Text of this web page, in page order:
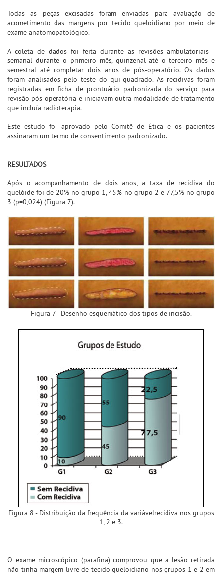
Todas as peças excisadas foram enviadas para avaliação de
acometimento das margens por tecido queloidiano por meio de
exame anatomopatológico.
A coleta de dados foi feita durante as revisões ambulatoriais -
semanal durante o primeiro mês, quinzenal até o terceiro mês e
semestral até completar dois anos de pós-operatório. Os dados
foram analisados pelo teste do qui-quadrado. As recidivas foram
registradas em ficha de prontuário padronizada do serviço para
revisão pós-operatória e iniciavam outra modalidade de tratamento
que incluía radioterapia.
Este estudo foi aprovado pelo Comitê de Ética e os pacientes
assinaram um termo de consentimento padronizado.
RESULTADOS
Após o acompanhamento de dois anos, a taxa de recidiva do
quelóide foi de 20% no grupo 1, 45% no grupo 2 e 77,5% no grupo
3 (p=0,024) (Figura 7).
Figura 7 - Desenho esquemático dos tipos de incisão.
Figura 8 - Distribuição da frequência da variávelrecidiva nos grupos
1, 2 e 3.
O exame microscópico (parafina) comprovou que a lesão retirada
não tinha margem livre de tecido queloidiano nos grupos 1 e 2 em